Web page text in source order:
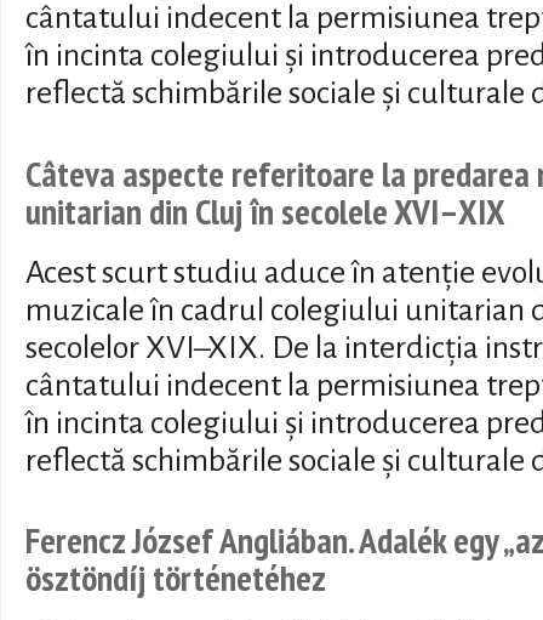
cântatului indecent la permisiunea
în incinta colegiului și introducerea
reflectă schimbările sociale și culturale
Câteva aspecte referitoare la
unitarian din Cluj în secolele XVI–XIX
Acest scurt studiu aduce în atenție
muzicale în cadrul colegiului unitarian
secolelor XVI–XIX. De la interdicția
cântatului indecent la permisiunea
în incinta colegiului și introducerea
reflectă schimbările sociale și culturale
Ferencz József Angliában. Adalék egy
ösztöndíj történetéhez